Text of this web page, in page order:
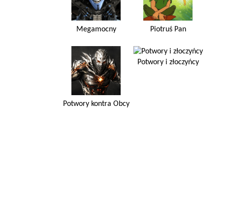
Megamocny Piotruś Pan
Potwory kontra Obcy
Potwory i złoczyńcy